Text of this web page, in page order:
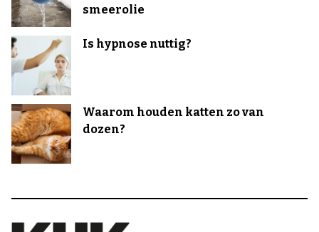
smeerolie
Is hypnose nuttig?
Waarom houden katten zo van
dozen?